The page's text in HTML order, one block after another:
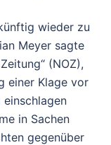
wieder zu
Meyer sagte
(NOZ),
einer Klage vor
in Sachen
gegenüber